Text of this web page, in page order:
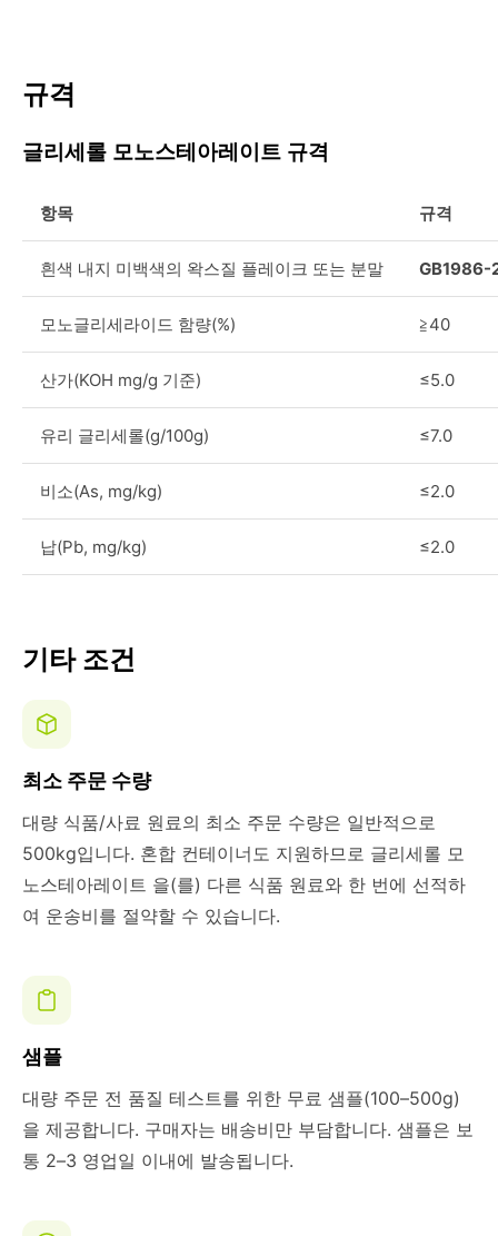
규격
글리세롤 모노스테아레이트 규격
항목 규격
흰색 내지 미백색의 왁스질 플레이크 또는 분말 GB1986-
모노글리세라이드 함량(%) ≧40
산가(KOH mg/g 기준) ≤5.0
유리 글리세롤(g/100g) ≤7.0
비소(As, mg/kg) ≤2.0
납(Pb, mg/kg) ≤2.0
기타 조건
최소 주문 수량
대량 식품/사료 원료의 최소 주문 수량은 일반적으로
500kg입니다. 혼합 컨테이너도 지원하므로 글리세롤 모
노스테아레이트 을(를) 다른 식품 원료와 한 번에 선적하
여 운송비를 절약할 수 있습니다.
샘플
대량 주문 전 품질 테스트를 위한 무료 샘플(100–500g)
을 제공합니다. 구매자는 배송비만 부담합니다. 샘플은 보
통 2–3 영업일 이내에 발송됩니다.